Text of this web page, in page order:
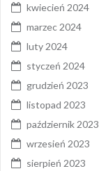
kwiecień 2024
marzec 2024
luty 2024
styczeń 2024
grudzień 2023
listopad 2023
październik 2023
wrzesień 2023
sierpień 2023